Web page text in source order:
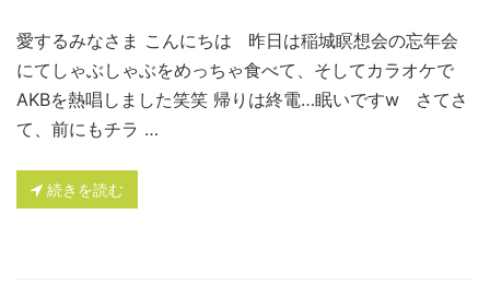
愛するみなさま こんにちは 昨日は稲城瞑想会の忘年会
にてしゃぶしゃぶをめっちゃ食べて、そしてカラオケで
AKBを熱唱しました笑笑 帰りは終電…眠いですw さてさ
て、前にもチラ …
続きを読む